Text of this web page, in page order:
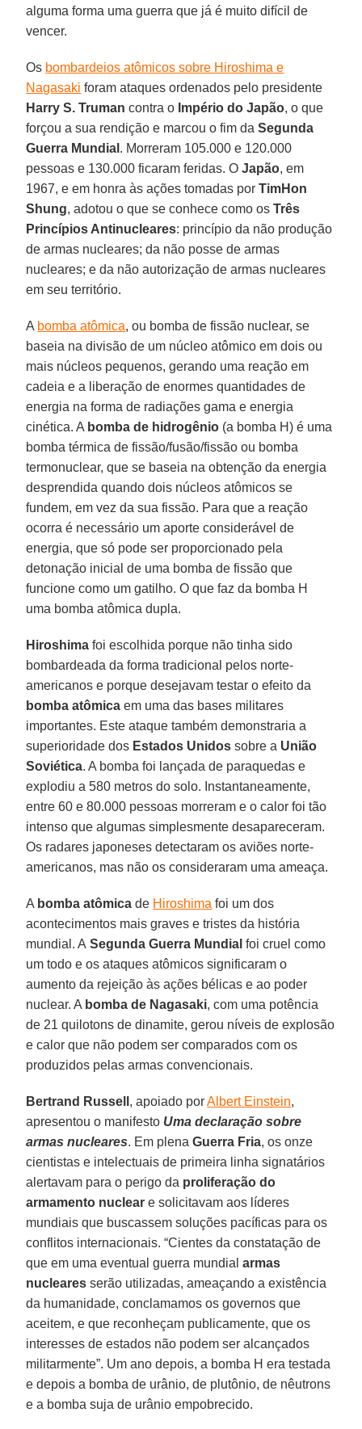
alguma forma uma guerra que já é muito difícil de
vencer.
Os bombardeios atômicos sobre Hiroshima e
Nagasaki foram ataques ordenados pelo presidente
Harry S. Truman contra o Império do Japão, o que
forçou a sua rendição e marcou o fim da Segunda
Guerra Mundial . Morreram 105.000 e 120.000
pessoas e 130.000 ficaram feridas. OJapão, em
1967, e em honra às ações tomadas porTimHon
Shung, adotou o que se conhece como osTrês
Princípios Antinucleares: princípio da não produção
de armas nucleares; da não posse de armas
nucleares; e da não autorização de armas nucleares
em seu território.
A bomba atômica, ou bomba de fissão nuclear, se
baseia na divisão de um núcleo atômico em dois ou
mais núcleos pequenos, gerando uma reação em
cadeia e a liberação de enormes quantidades de
energia na forma de radiações gama e energia
cinética. A bomba de hidrogênio (a bomba H) é uma
bomba térmica de fissão/fusão/fissão ou bomba
termonuclear, que se baseia na obtenção da energia
desprendida quando dois núcleos atômicos se
fundem, em vez da sua fissão. Para que a reação
ocorra é necessário um aporte considerável de
energia, que só pode ser proporcionado pela
detonação inicial de uma bomba de fissão que
funcione como um gatilho. O que faz da bomba H
uma bomba atômica dupla.
Hiroshima foi escolhida porque não tinha sido
bombardeada da forma tradicional pelos norte-
americanos e porque desejavam testar o efeito da
bomba atômica em uma das bases militares
importantes. Este ataque também demonstraria a
superioridade dos Estados Unidos sobre a União
Soviética. A bomba foi lançada de paraquedas e
explodiu a 580 metros do solo. Instantaneamente,
entre 60 e 80.000 pessoas morreram e o calor foi tão
intenso que algumas simplesmente desapareceram.
Os radares japoneses detectaram os aviões norte-
americanos, mas não os consideraram uma ameaça.
A bomba atômica de Hiroshima foi um dos
acontecimentos mais graves e tristes da história
mundial. A Segunda Guerra Mundial foi cruel como
um todo e os ataques atômicos significaram o
aumento da rejeição às ações bélicas e ao poder
nuclear. A bomba de Nagasaki, com uma potência
de 21 quilotons de dinamite, gerou níveis de explosão
e calor que não podem ser comparados com os
produzidos pelas armas convencionais.
Bertrand Russell , apoiado porAlbert Einstein,
apresentou o manifesto Uma declaração sobre
armas nucleares. Em plenaGuerra Fria, os onze
cientistas e intelectuais de primeira linha signatários
alertavam para o perigo da proliferação do
armamento nuclear e solicitavam aos líderes
mundiais que buscassem soluções pacíficas para os
conflitos internacionais. “Cientes da constatação de
que em uma eventual guerra mundialarmas
nucleares serão utilizadas, ameaçando a existência
da humanidade, conclamamos os governos que
aceitem, e que reconheçam publicamente, que os
interesses de estados não podem ser alcançados
militarmente”. Um ano depois, a bomba H era testada
e depois a bomba de urânio, de plutônio, de nêutrons
e a bomba suja de urânio empobrecido.